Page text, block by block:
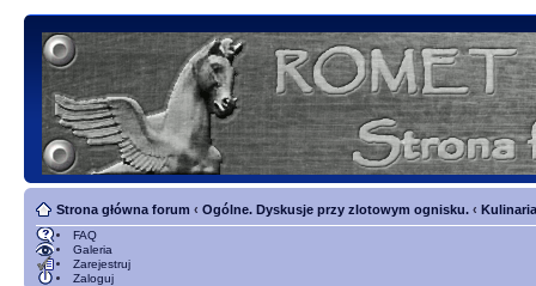
Strona główna forum ‹ Ogólne. Dyskusje przy zlotowym ognisku. ‹ Kulinaria
FAQ
Galeria
Zarejestruj
Zaloguj